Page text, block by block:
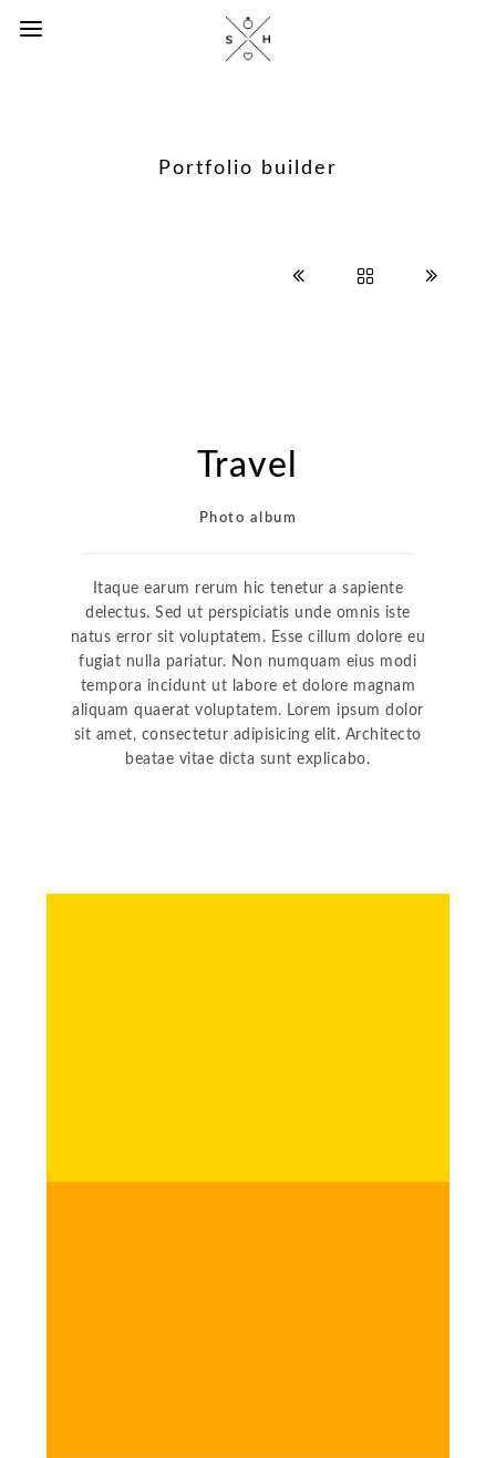
Portfolio builder
Travel
Photo album
Itaque earum rerum hic tenetur a sapiente
delectus. Sed ut perspiciatis unde omnis iste
natus error sit voluptatem. Esse cillum dolore eu
fugiat nulla pariatur. Non numquam eius modi
tempora incidunt ut labore et dolore magnam
aliquam quaerat voluptatem. Lorem ipsum dolor
sit amet, consectetur adipisicing elit. Architecto
beatae vitae dicta sunt explicabo.